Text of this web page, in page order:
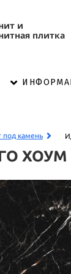
и
плитка
под камень
ХОУМ